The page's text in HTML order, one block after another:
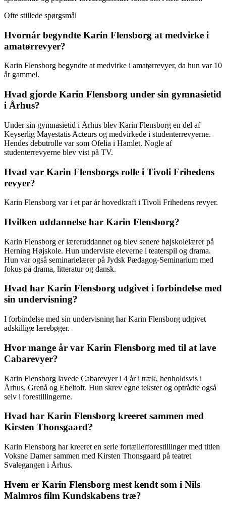
Ofte stillede spørgsmål
Hvornår begyndte Karin Flensborg at medvirke i
amatørrevyer?
Karin Flensborg begyndte at medvirke i amatørrevyer, da hun var 10
år gammel.
Hvad gjorde Karin Flensborg under sin gymnasietid
i Århus?
Under sin gymnasietid i Århus blev Karin Flensborg en del af
Keyserlig Mayestatis Acteurs og medvirkede i studenterrevyerne.
Hendes debutrolle var som Ofelia i Hamlet. Nogle af
studenterrevyerne blev vist på TV.
Hvad var Karin Flensborgs rolle i Tivoli Frihedens
revyer?
Karin Flensborg var i et par år hovedkraft i Tivoli Frihedens revyer.
Hvilken uddannelse har Karin Flensborg?
Karin Flensborg er læreruddannet og blev senere højskolelærer på
Herning Højskole. Hun underviste eleverne i teaterspil og drama.
Hun var også seminarielærer på Jydsk Pædagog-Seminarium med
fokus på drama, litteratur og dansk.
Hvad har Karin Flensborg udgivet i forbindelse med
sin undervisning?
I forbindelse med sin undervisning har Karin Flensborg udgivet
adskillige lærebøger.
Hvor mange år var Karin Flensborg med til at lave
Cabarevyer?
Karin Flensborg lavede Cabarevyer i 4 år i træk, henholdsvis i
Århus, Grenå og Ebeltoft. Hun skrev egne tekster og optrådte også
selv i forestillingerne.
Hvad har Karin Flensborg kreeret sammen med
Kirsten Thonsgaard?
Karin Flensborg har kreeret en serie fortællerforestillinger med titlen
Voksne Damer sammen med Kirsten Thonsgaard på teatret
Svalegangen i Århus.
Hvem er Karin Flensborg mest kendt som i Nils
Malmros film Kundskabens træ?